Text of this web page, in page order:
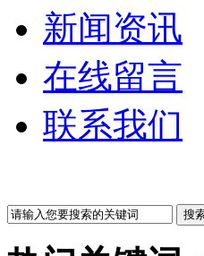
新闻资讯
在线留言
联系我们